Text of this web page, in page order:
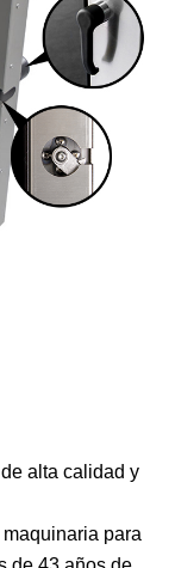
alta calidad y
para